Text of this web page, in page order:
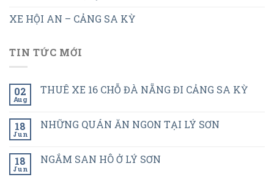
XE HỘI AN – CẢNG SA KỲ
TIN TỨC MỚI
02
Aug
THUÊ XE 16 CHỖ ĐÀ NẴNG ĐI CẢNG SA KỲ
18
Jun
NHỮNG QUÁN ĂN NGON TẠI LÝ SƠN
18
Jun
NGẮM SAN HÔ Ở LÝ SƠN